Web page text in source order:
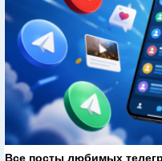
Все посты любимых